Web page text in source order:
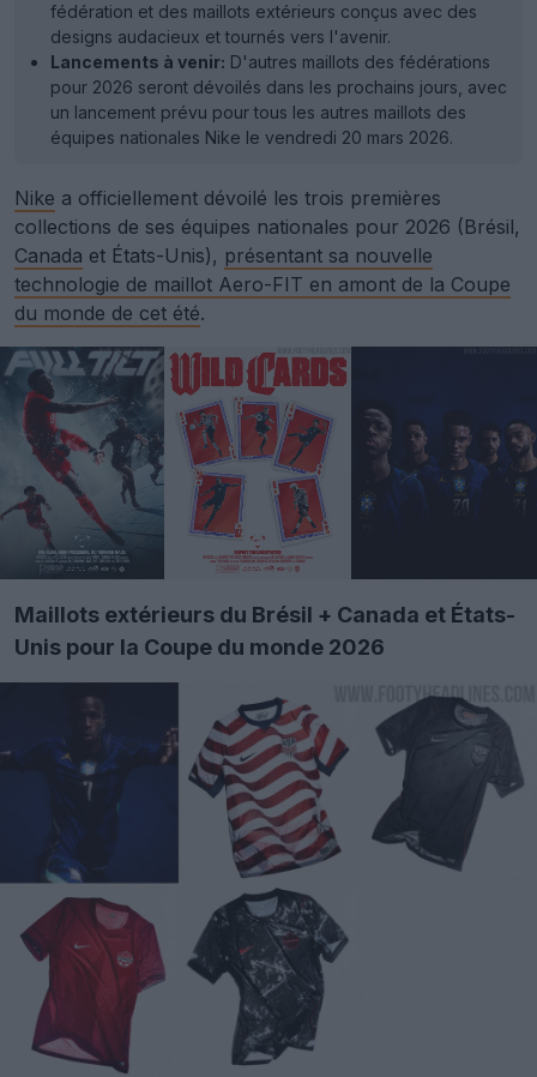
fédération et des maillots extérieurs conçus avec des
designs audacieux et tournés vers l'avenir.
Lancements à venir: D'autres maillots des fédérations
pour 2026 seront dévoilés dans les prochains jours, avec
un lancement prévu pour tous les autres maillots des
équipes nationales Nike le vendredi 20 mars 2026.
Nike a officiellement dévoilé les trois premières
collections de ses équipes nationales pour 2026 (Brésil,
Canada et États-Unis), présentant sa nouvelle
technologie de maillot Aero-FIT en amont de la Coupe
du monde de cet été.
Maillots extérieurs du Brésil + Canada et États-
Unis pour la Coupe du monde 2026